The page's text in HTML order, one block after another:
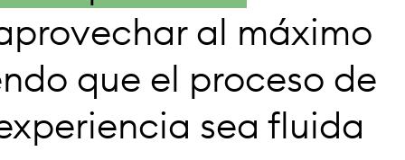
al máximo
que el proceso de
sea fluida